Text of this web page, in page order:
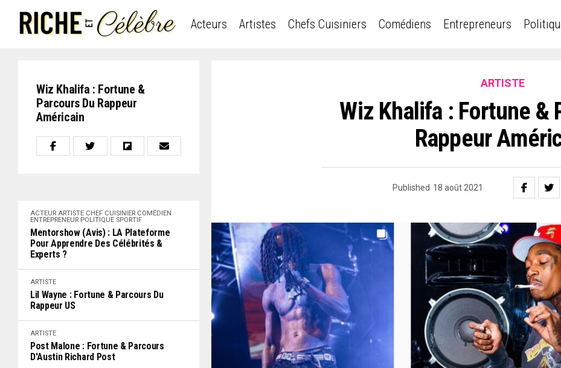
Acteurs Artistes Chefs Cuisiniers Comédiens Entrepreneurs
Wiz Khalifa : Fortune &
Parcours Du Rappeur
Américain
ACTEUR ARTISTE CHEF CUISINIER COMÉDIEN
ENTREPRENEUR POLITIQUE SPORTIF
Mentorshow (Avis) : LA Plateforme
Pour Apprendre Des Célébrités &
Experts ?
ARTISTE
Lil Wayne : Fortune & Parcours Du
Rappeur US
ARTISTE
Post Malone : Fortune & Parcours
D'Austin Richard Post
ARTISTE
Wiz Khalifa : Fortune &
Rappeur
Published 18 août 2021